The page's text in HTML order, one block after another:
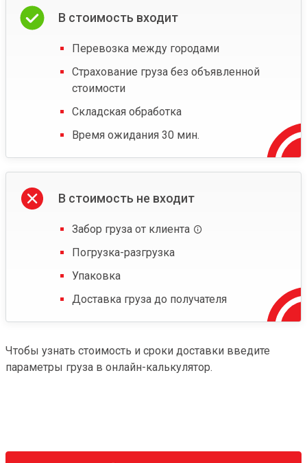
В стоимость входит
Перевозка между городами
Страхование груза без объявленной
стоимости
Складская обработка
Время ожидания 30 мин.
В стоимость не входит
Забор груза от клиента
Погрузка-разгрузка
Упаковка
Доставка груза до получателя
Чтобы узнать стоимость и сроки доставки введите
параметры груза в онлайн-калькулятор.